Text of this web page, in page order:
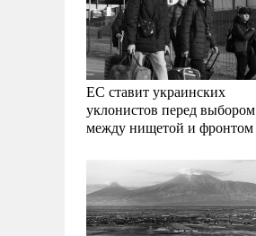
ЕС ставит украинских
уклонистов перед выбором
между нищетой и фронтом